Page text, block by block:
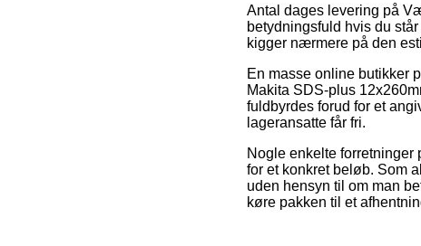
Antal dages levering på
betydningsfuld hvis du
kigger nærmere på den
En masse online butikker
Makita SDS-plus
fuldbyrdes forud for et
lageransatte får fri.
Nogle enkelte forretninger
for et konkret beløb. Som
uden hensyn til om man
køre pakken til et